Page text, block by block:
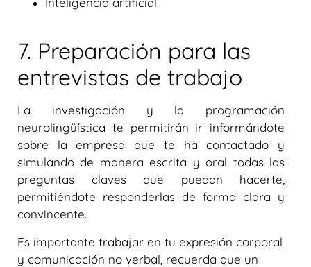
7. Preparación para las
entrevistas de trabajo
La investigación y la programación
neurolingüística te permitirán ir informándote
sobre la empresa que te ha contactado y
simulando de manera escrita y oral todas las
preguntas claves que puedan hacerte,
permitiéndote responderlas de forma clara y
convincente.
Es importante trabajar en tu expresión corporal
y comunicación no verbal, recuerda que un